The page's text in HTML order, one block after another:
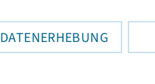
DATENERHEBUNG